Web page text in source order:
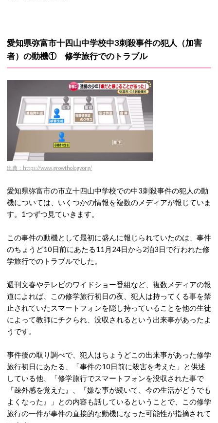
愛知県弥富市十四山中学校中3刺殺事件の犯人（加害
者）の動機① 修学旅行でのトラブル
出典：https://www.growthology.org/
愛知県弥富市の市立十四山中学校での中3刺殺事件の犯人の動
機については、いくつかの情報を複数のメディアが報じていま
す。1つずつ見ていきます。
この事件の動機として最初に盛んに報じられていたのは、事件
のちょうど10日前にあたる11月24日から2泊3日で行われた修
学旅行でのトラブルでした。
週刊文春やテレビのワイドショー番組など、複数メディアの報
道によれば、この修学旅行初日の夜、犯人は持ってくる事を禁
止されていたスマートフォンを隠し持っていることを他の生徒
によって教師にチクられ、没収されるという出来事があったよ
うです。
事件後の取り調べで、犯人はちょうどこの出来事があった修学
旅行初日にあたる、「事件の10日前に殺害を考えた」と供述
している他、「修学旅行でスマートフォンを没収された事で
『疎外感を覚えた』、『嫌な事が続いて、今の生活がどうでも
よくなった』」との内容も話しているということで、この修学
旅行の一件が事件の直接的な動機になった可能性が指摘されて